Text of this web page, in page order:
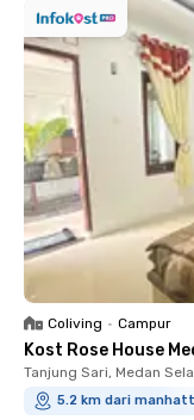
Coliving • Campur
Kost Rose House
Tanjung Sari, Medan
5.2 km dari